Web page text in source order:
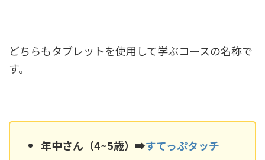
どちらもタブレットを使用して学ぶコースの名称で
す。
年中さん（4~5歳）➡すてっぷタッチ